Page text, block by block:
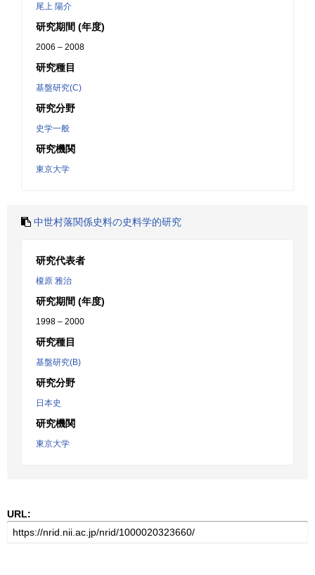
尾上 陽介
研究期間 (年度)
2006 – 2008
研究種目
基盤研究(C)
研究分野
史学一般
研究機関
東京大学
中世村落関係史料の史料学的研究
研究代表者
榎原 雅治
研究期間 (年度)
1998 – 2000
研究種目
基盤研究(B)
研究分野
日本史
研究機関
東京大学
URL: